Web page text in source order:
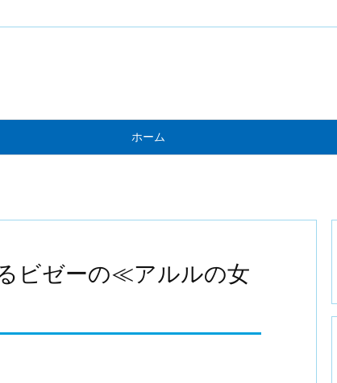
ホーム
ビゼーの≪アルルの女